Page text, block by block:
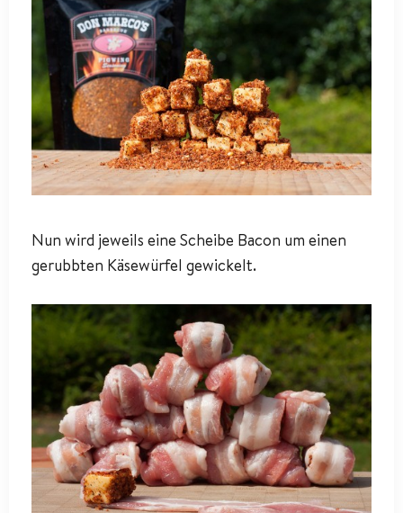
Nun wird jeweils eine Scheibe Bacon um einen
gerubbten Käsewürfel gewickelt.